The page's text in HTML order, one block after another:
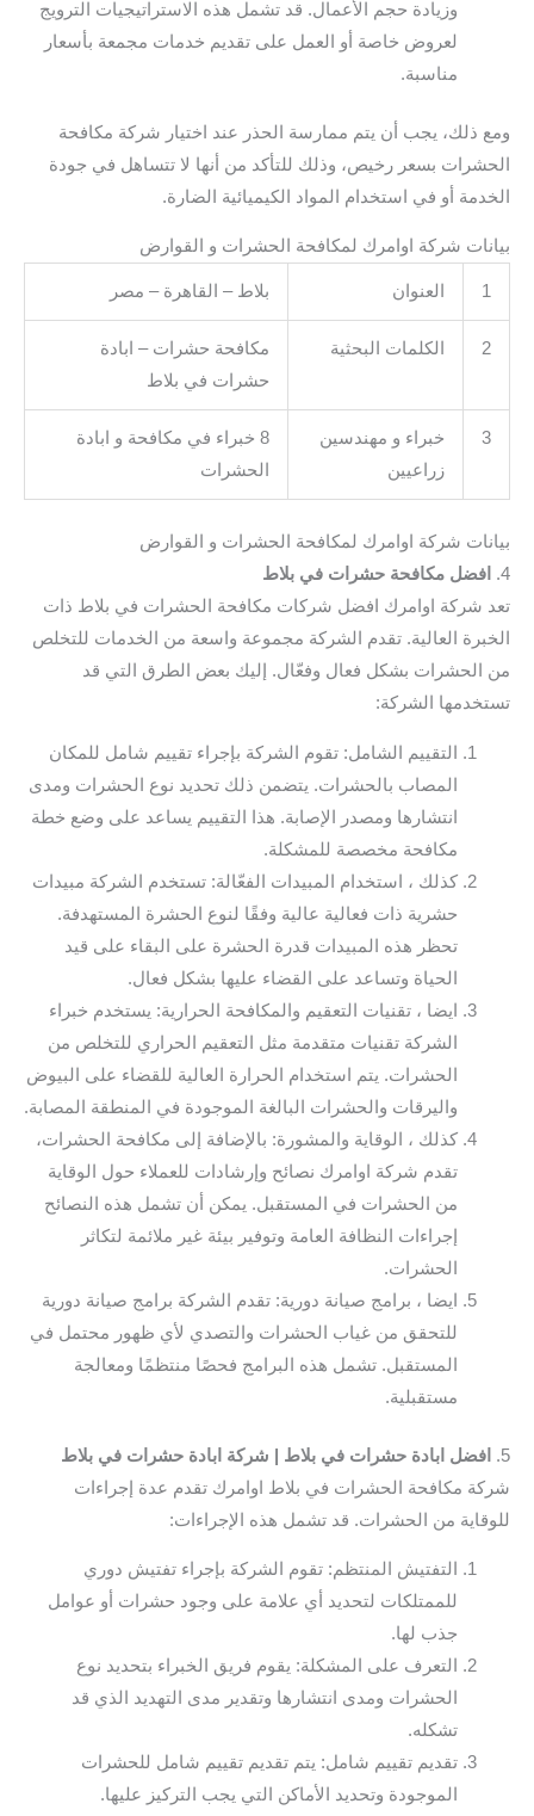
وزيادة حجم الأعمال. قد تشمل هذه الاستراتيجيات الترويج
لعروض خاصة أو العمل على تقديم خدمات مجمعة بأسعار
مناسبة.
ومع ذلك، يجب أن يتم ممارسة الحذر عند اختيار شركة مكافحة
الحشرات بسعر رخيص، وذلك للتأكد من أنها لا تتساهل في جودة
الخدمة أو في استخدام المواد الكيميائية الضارة.
بيانات شركة اوامرك لمكافحة الحشرات و القوارض
1 العنوان بلاط – القاهرة – مصر
2 الكلمات البحثية
مكافحة حشرات – ابادة
حشرات في بلاط
3
خبراء و مهندسين
زراعيين
8 خبراء في مكافحة و ابادة
الحشرات
بيانات شركة اوامرك لمكافحة الحشرات و القوارض
4.
افضل مكافحة حشرات في بلاط
تعد شركة اوامرك افضل شركات مكافحة الحشرات في بلاط ذات
الخبرة العالية. تقدم الشركة مجموعة واسعة من الخدمات للتخلص
من الحشرات بشكل فعال وفعّال. إليك بعض الطرق التي قد
تستخدمها الشركة:
التقييم الشامل: تقوم الشركة بإجراء تقييم شامل للمكان
المصاب بالحشرات. يتضمن ذلك تحديد نوع الحشرات ومدى
انتشارها ومصدر الإصابة. هذا التقييم يساعد على وضع خطة
مكافحة مخصصة للمشكلة.
كذلك ، استخدام المبيدات الفعّالة: تستخدم الشركة مبيدات
حشرية ذات فعالية عالية وفقًا لنوع الحشرة المستهدفة.
تحظر هذه المبيدات قدرة الحشرة على البقاء على قيد
الحياة وتساعد على القضاء عليها بشكل فعال.
ايضا ، تقنيات التعقيم والمكافحة الحرارية: يستخدم خبراء
الشركة تقنيات متقدمة مثل التعقيم الحراري للتخلص من
الحشرات. يتم استخدام الحرارة العالية للقضاء على البيوض
واليرقات والحشرات البالغة الموجودة في المنطقة المصابة.
كذلك ، الوقاية والمشورة: بالإضافة إلى مكافحة الحشرات،
تقدم شركة اوامرك نصائح وإرشادات للعملاء حول الوقاية
من الحشرات في المستقبل. يمكن أن تشمل هذه النصائح
إجراءات النظافة العامة وتوفير بيئة غير ملائمة لتكاثر
الحشرات.
ايضا ، برامج صيانة دورية: تقدم الشركة برامج صيانة دورية
للتحقق من غياب الحشرات والتصدي لأي ظهور محتمل في
المستقبل. تشمل هذه البرامج فحصًا منتظمًا ومعالجة
مستقبلية.
5.
افضل ابادة حشرات في بلاط | شركة ابادة حشرات في بلاط
شركة مكافحة الحشرات في بلاط اوامرك تقدم عدة إجراءات
للوقاية من الحشرات. قد تشمل هذه الإجراءات:
التفتيش المنتظم: تقوم الشركة بإجراء تفتيش دوري
للممتلكات لتحديد أي علامة على وجود حشرات أو عوامل
جذب لها.
التعرف على المشكلة: يقوم فريق الخبراء بتحديد نوع
الحشرات ومدى انتشارها وتقدير مدى التهديد الذي قد
تشكله.
تقديم تقييم شامل: يتم تقديم تقييم شامل للحشرات
الموجودة وتحديد الأماكن التي يجب التركيز عليها.